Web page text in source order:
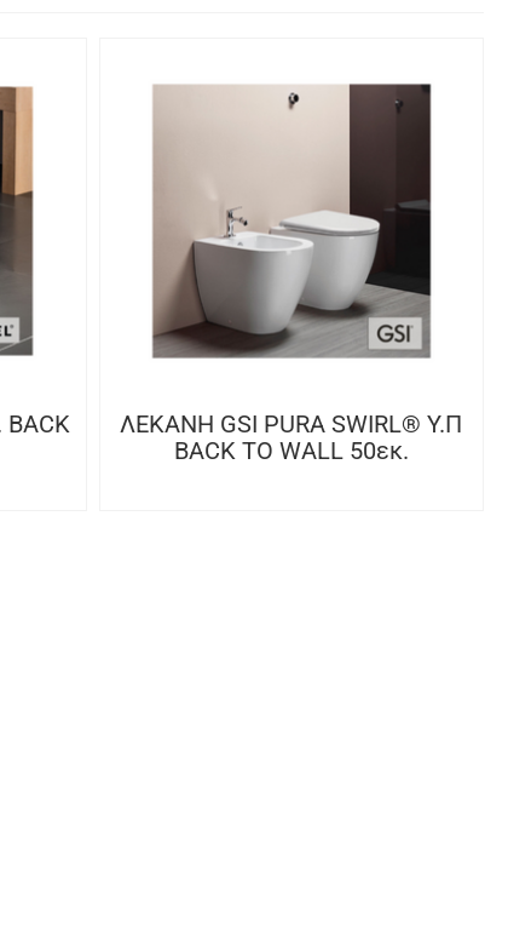
ΛΕΚΑΝΗ GSI PURA SWIRL® Υ.Π
BACK TO WALL 50εκ.